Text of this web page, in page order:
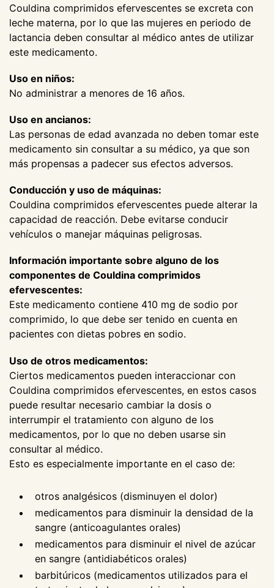
Couldina comprimidos efervescentes se excreta con
leche materna, por lo que las mujeres en periodo de
lactancia deben consultar al médico antes de utilizar
este medicamento.
Uso en niños:
No administrar a menores de 16 años.
Uso en ancianos:
Las personas de edad avanzada no deben tomar este
medicamento sin consultar a su médico, ya que son
más propensas a padecer sus efectos adversos.
Conducción y uso de máquinas:
Couldina comprimidos efervescentes puede alterar la
capacidad de reacción. Debe evitarse conducir
vehículos o manejar máquinas peligrosas.
Información importante sobre alguno de los
componentes de Couldina comprimidos
efervescentes:
Este medicamento contiene 410 mg de sodio por
comprimido, lo que debe ser tenido en cuenta en
pacientes con dietas pobres en sodio.
Uso de otros medicamentos:
Ciertos medicamentos pueden interaccionar con
Couldina comprimidos efervescentes, en estos casos
puede resultar necesario cambiar la dosis o
interrumpir el tratamiento con alguno de los
medicamentos, por lo que no deben usarse sin
consultar al médico.
Esto es especialmente importante en el caso de:
otros analgésicos (disminuyen el dolor)
medicamentos para disminuir la densidad de la
sangre (anticoagulantes orales)
medicamentos para disminuir el nivel de azúcar
en sangre (antidiabéticos orales)
barbitúricos (medicamentos utilizados para el